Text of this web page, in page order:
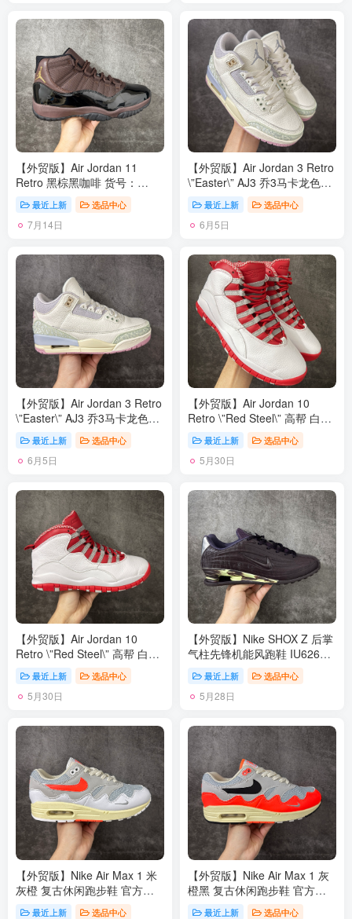
楦原数据刺绣 原厂车缝走线及
对位 毫厘不差 飞人logo采用原
数据电脑刺绣 原装正品碳纤维
真实碳板 增强抗扭 原内标 原
盒标 正确官方原盒 原厂防氧
化水晶外底 原厂配套厂全掌
solo气垫 尺码：40 40.5 41 42
42.5 43 44 44.5 45 46 47.5
48.5
楦原数据刺绣 原厂车缝走线及
对位 毫厘不差 飞人logo采用原
数据电脑刺绣 原装正品碳纤维
真实碳板 增强抗扭 原内标 原
盒标 正确官方原盒 原厂防氧
化水晶外底 原厂配套厂全掌
solo气垫 尺码：40 40.5 41 42
42.5 43 44 44.5 45 46 47.5
48.5
【外贸版】Air Jordan 11
Retro 黑棕黑咖啡 货号：
CT8012-200 原楦原档案数据
开模打造 原厂中底拉帮钢印
原厂漆皮 防冻不开裂 头层皮
度色泽 原楦原数据刺绣 原厂
车缝走线及对位 毫厘不差 飞
人logo采用原数据电脑刺绣 原
装正品碳纤维真实碳板 增强抗
扭 原内标 原盒标 正确官方原
盒 原厂防氧化水晶外底 原厂
配套厂全掌solo气垫 尺码：40
40.5 41 42 42.5 43 44 44.5
45 46 47.5 48.5
最近上新 选品中心
7月14日
【外贸版】Air Jordan 3 Retro
\”Easter\” AJ3 乔3马卡龙色系
IF4396-100 #通体采用纯白皮
革打造，辅以浅绿、柔蓝、淡
紫、婴儿粉等马卡龙色系点
富视觉层次，提升质感表现。
整双鞋色调柔和克制、搭配协
调，不浮夸却氛围感十足。经
典爆裂纹由刺绣工艺替代传统
压纹材质。光面皮革之上，以
刺绣线条勾勒出更简洁、近似
迷彩的视觉效果。半透明后跟
织唛上，Nike Air 标识以柔和
婴儿粉呈现，延续整鞋春日浅
色系主题。 尺码：36 36.5
37.5 38 38.5 39 40 40.5 41
42 42.5 43 44 44.5 45 46
47.5
最近上新 选品中心
6月5日
【外贸版】Air Jordan 3 Retro
\”Easter\” AJ3 乔3马卡龙色系
IF4396-100 #通体采用纯白皮
革打造，辅以浅绿、柔蓝、淡
紫、婴儿粉等马卡龙色系点
富视觉层次，提升质感表现。
整双鞋色调柔和克制、搭配协
调，不浮夸却氛围感十足。经
典爆裂纹由刺绣工艺替代传统
压纹材质。光面皮革之上，以
刺绣线条勾勒出更简洁、近似
迷彩的视觉效果。半透明后跟
织唛上，Nike Air 标识以柔和
婴儿粉呈现，延续整鞋春日浅
色系主题。 尺码：36 36.5
37.5 38 38.5 39 40 40.5 41
42 42.5 43 44 44.5 45 46
47.5
最近上新 选品中心
6月5日
【外贸版】Air Jordan 10
Retro \”Red Steel\” 高帮 白红
色 AJ10 乔丹10代 高邦 白红
色 乔丹篮球鞋系列 鞋身整体
以红色为主色调，搭配白色框
衬、外底花纹融入白红色进行
点缀，后跟的Jumpzman
Logo红色刺绣呈现，最后用红
色的鞋舌和中底，让整双鞋显
得沉稳；鞋舌上刻有立体Air
Jordan 23字样，外底上硕大
的Jumpmman Logo辅以白色
妆点，整双鞋子最大的特点是
在鞋底，球鞋外底用文字记录
了MJ自1985至1994十年间取
得的成就和荣誉，所谓是充满
纪念意义的一双球鞋。 货号：
310805-161 尺码：40-47.5
最近上新 选品中心
5月30日
【外贸版】Air Jordan 10
Retro \”Red Steel\” 高帮 白红
色 AJ10 乔丹10代 高邦 白红
色 乔丹篮球鞋系列 鞋身整体
以红色为主色调，搭配白色框
衬、外底花纹融入白红色进行
点缀，后跟的Jumpzman
Logo红色刺绣呈现，最后用红
色的鞋舌和中底，让整双鞋显
得沉稳；鞋舌上刻有立体Air
Jordan 23字样，外底上硕大
的Jumpmman Logo辅以白色
妆点，整双鞋子最大的特点是
在鞋底，球鞋外底用文字记录
了MJ自1985至1994十年间取
得的成就和荣誉，所谓是充满
纪念意义的一双球鞋。 货号：
310805-161 尺码：40-47.5
最近上新 选品中心
5月30日
【外贸版】Nike SHOX Z 后掌
气柱先锋机能风跑鞋 IU6262-
666 Nike Shox Z搭载了Nike标
志性的Shox缓震科技 后跟的
气柱能有效吸收冲击能量提供
的材质制作鞋面能确保脚部保
持干爽舒适 贴合脚部曲线 带
来舒适的包裹感 “猫跟”设计不
仅提升了时尚感 还增强了穿着
时的稳定性 使脚部在行走或运
动过程中能保持平衡 尺码：
36 36.5 37.5 38 38.5 39 40
40.5 41
最近上新 选品中心
5月28日
【外贸版】Nike Air Max 1 米
灰橙 复古休闲跑步鞋 官方同
步上架 真标原盒 原底原面 正
最近上新 选品中心
【外贸版】Nike Air Max 1 灰
橙黑 复古休闲跑步鞋 官方同
步上架 真标原盒 原底原面 正
最近上新 选品中心